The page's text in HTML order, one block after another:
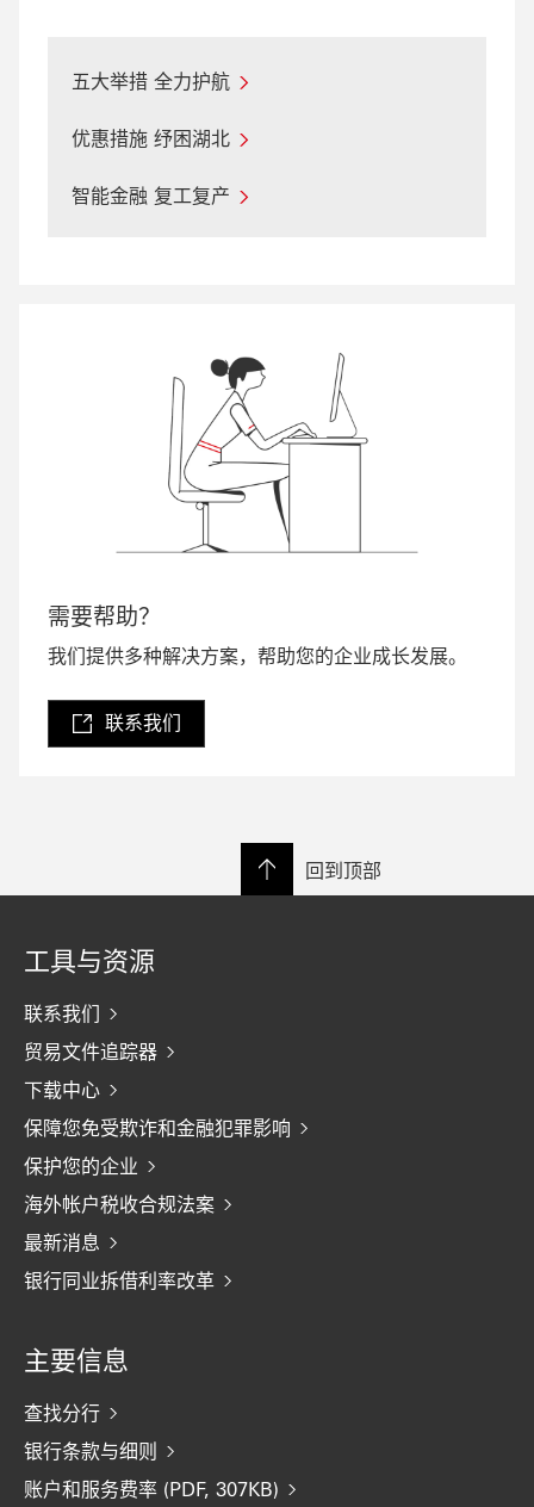
五大举措 全力护航
优惠措施 纾困湖北
智能金融 复工复产
需要帮助？
我们提供多种解决方案，帮助您的企业成长发展。
联系我们
回到顶部
工具与资源
联系我们
贸易文件追踪器
下载中心
保障您免受欺诈和金融犯罪影响
保护您的企业
海外帐户税收合规法案
最新消息
银行同业拆借利率改革
主要信息
查找分行
银行条款与细则
账户和服务费率 (PDF, 307KB)